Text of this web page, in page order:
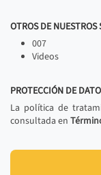
OTROS DE NUESTROS
007
Videos
PROTECCIÓN DE
La política de
consultada en